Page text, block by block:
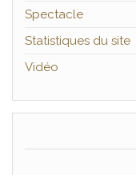
Spectacle
Statistiques du site
Vidéo